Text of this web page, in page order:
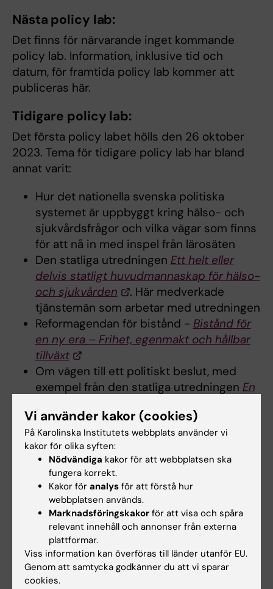
Nästa policy lab:
Det finns för närvarande inget kommande
policy lab. Information, inklusive tid och
datum, för framtida policy lab kommer att
publiceras här.
Tidigare policy lab:
Det första policy labet hölls den 26 oktober
2023. Tema för tidigare policy lab har bland
annat varit:
Hur det nationella svenska politiska
systemet är uppbyggt kring hälso- och
sjukvårdsfrågor och vilka vägar som finns
för att nå in med inspel från lärosäten
Den statliga utredningen Ett helt eller
delvis statligt huvudmannaskap för hälso-
och sjukvården
. Här medverkade
tjänstemän som arbetar med utredningen
Reformagendan för bistånd - Bistånd för
en ny era – Frihet, egenmakt och hållbar
tillväxt
Om vägen till ett politiskt beslut, med
exempel från den statliga utredningen En
forskningsfinansiering
.Här medverkade
utredaren som ansvarat för denna och
andra statliga utredningar.
Global hälsopolicy, politik och politisk
ekonomi - vad är skillnaden och spelar
det någon roll? Mariam Claesson
presenterade.
Antibiotikaresistens och hur ett litet land
som Sverige kan ta forskning till hjälp för
att påverka
Varför gör de inte som vi säger? - Ett
Vi använder kakor (cookies)
På Karolinska Institutets webbplats använder vi
kakor för olika syften:
Nödvändiga kakor för att webbplatsen ska
fungera korrekt.
Kakor för analys för att förstå hur
webbplatsen används.
Marknadsföringskakor för att visa och spåra
relevant innehåll och annonser från externa
plattformar.
Viss information kan överföras till länder utanför EU.
Genom att samtycka godkänner du att vi sparar
cookies.